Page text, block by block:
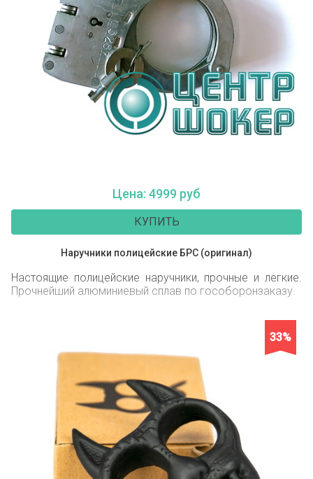
Цена: 4999 руб
КУПИТЬ
Наручники полицейские БРС (оригинал)
Настоящие полицейские наручники, прочные и легкие.
Прочнейший алюминиевый сплав по гособоронзаказу.
33%